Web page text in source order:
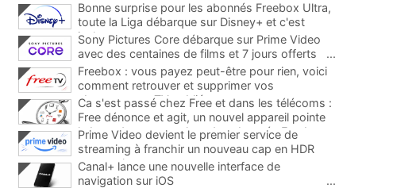
Bonne surprise pour les abonnés Freebox Ultra,
toute la Liga débarque sur Disney+ et c'est
inclus
Sony Pictures Core débarque sur Prime Video
avec des centaines de films et 7 jours offerts
...
Freebox : vous payez peut-être pour rien, voici
comment retrouver et supprimer vos
abonnements TV oubliés
...
Ca s'est passé chez Free et dans les télécoms :
Free dénonce et agit, un nouvel appareil pointe
le bout de son nez chez des abonnés Freebox...
Prime Video devient le premier service de
streaming à franchir un nouveau cap en HDR
avec ce lancement
Canal+ lance une nouvelle interface de
navigation sur iOS
...